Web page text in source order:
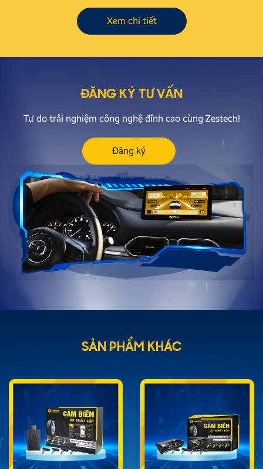
Xem chi tiết
ĐĂNG KÝ TƯ VẤN
Tự do trải nghiệm công nghệ đỉnh cao cùng Zestech!
Đăng ký
SẢN PHẨM KHÁC